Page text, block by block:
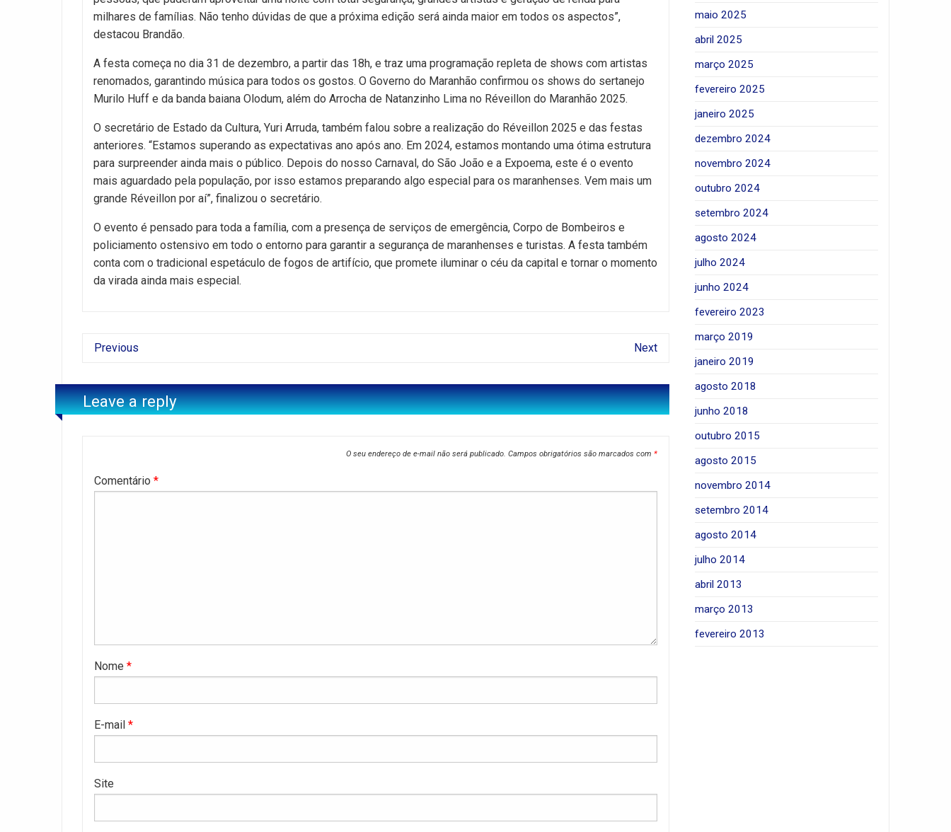
milhares de famílias. Não tenho dúvidas de que a próxima edição será ainda maior em todos os aspectos”,
destacou Brandão.
A festa começa no dia 31 de dezembro, a partir das 18h, e traz uma programação repleta de shows com artistas
renomados, garantindo música para todos os gostos. O Governo do Maranhão confirmou os shows do sertanejo
Murilo Huff e da banda baiana Olodum, além do Arrocha de Natanzinho Lima no Réveillon do Maranhão 2025.
O secretário de Estado da Cultura, Yuri Arruda, também falou sobre a realização do Réveillon 2025 e das festas
anteriores. “Estamos superando as expectativas ano após ano. Em 2024, estamos montando uma ótima estrutura
para surpreender ainda mais o público. Depois do nosso Carnaval, do São João e a Expoema, este é o evento
mais aguardado pela população, por isso estamos preparando algo especial para os maranhenses. Vem mais um
grande Réveillon por aí”, finalizou o secretário.
O evento é pensado para toda a família, com a presença de serviços de emergência, Corpo de Bombeiros e
policiamento ostensivo em todo o entorno para garantir a segurança de maranhenses e turistas. A festa também
conta com o tradicional espetáculo de fogos de artifício, que promete iluminar o céu da capital e tornar o momento
da virada ainda mais especial.
Previous Next
Leave a reply
O seu endereço de e-mail não será publicado. Campos obrigatórios são marcados com *
Comentário *
Nome *
E-mail *
Site
maio 2025
abril 2025
março 2025
fevereiro 2025
janeiro 2025
dezembro 2024
novembro 2024
outubro 2024
setembro 2024
agosto 2024
julho 2024
junho 2024
fevereiro 2023
março 2019
janeiro 2019
agosto 2018
junho 2018
outubro 2015
agosto 2015
novembro 2014
setembro 2014
agosto 2014
julho 2014
abril 2013
março 2013
fevereiro 2013